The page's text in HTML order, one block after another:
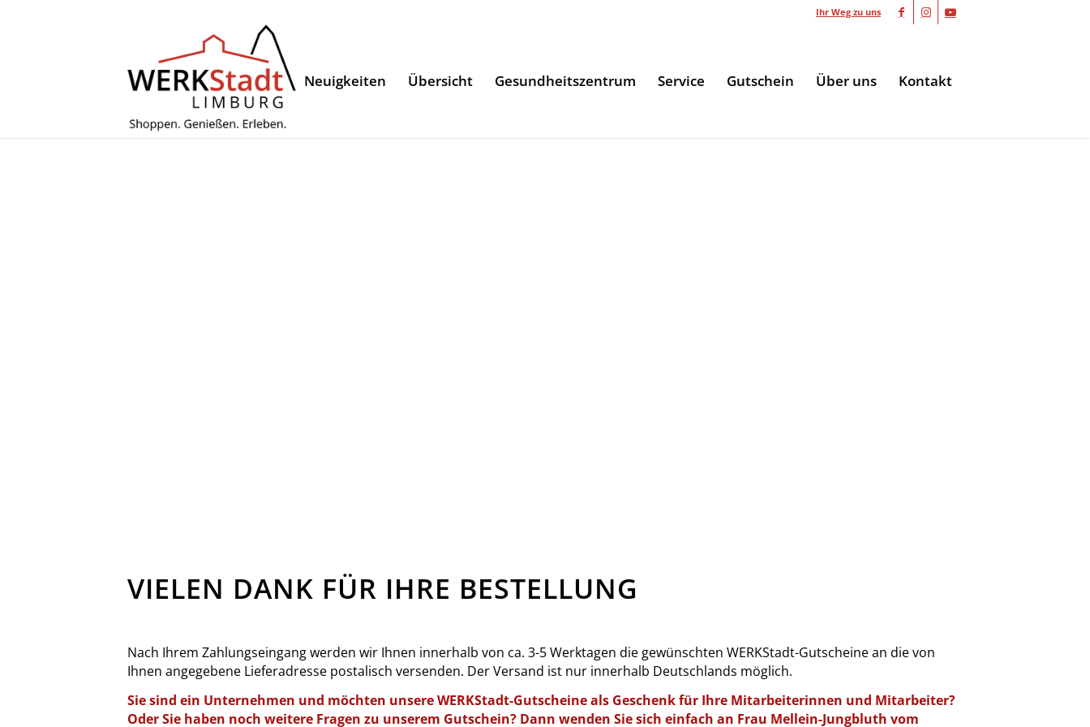
Ihr Weg zu uns
Neuigkeiten Übersicht Gesundheitszentrum Service Gutschein Über uns Kontakt
VIELEN DANK FÜR IHRE BESTELLUNG
Nach Ihrem Zahlungseingang werden wir Ihnen innerhalb von ca. 3-5 Werktagen die gewünschten WERKStadt-Gutscheine an die von
Ihnen angegebene Lieferadresse postalisch versenden. Der Versand ist nur innerhalb Deutschlands möglich.
Sie sind ein Unternehmen und möchten unsere WERKStadt-Gutscheine als Geschenk für Ihre Mitarbeiterinnen und Mitarbeiter?
Oder Sie haben noch weitere Fragen zu unserem Gutschein? Dann wenden Sie sich einfach an Frau Mellein-Jungbluth vom